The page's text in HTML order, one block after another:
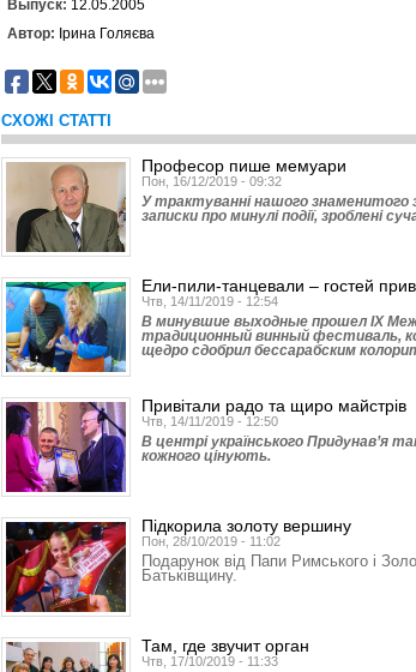
Выпуск: 12.05.2005
Автор: Ірина Голяєва
СХОЖІ СТАТТІ
Професор пише мемуари
Пон, 16/12/2019 - 09:32
У трактуванні нашого знаменитого
записки про минулі події, зроблені
Ели-пили-танцевали – гостей
Чтв, 14/11/2019 - 12:54
В минувшие выходные прошел ІХ
традиционный винный фестиваль,
щедро сдобрил бессарабским
Привітали радо та щиро майстрів
Чтв, 14/11/2019 - 12:50
В центрі українського Придунав’я
кожного цінують.
Підкорила золоту вершину
Пон, 28/10/2019 - 11:02
Подарунок від Папи Римського і
Батьківщину.
Там, где звучит орган
Чтв, 17/10/2019 - 11:33